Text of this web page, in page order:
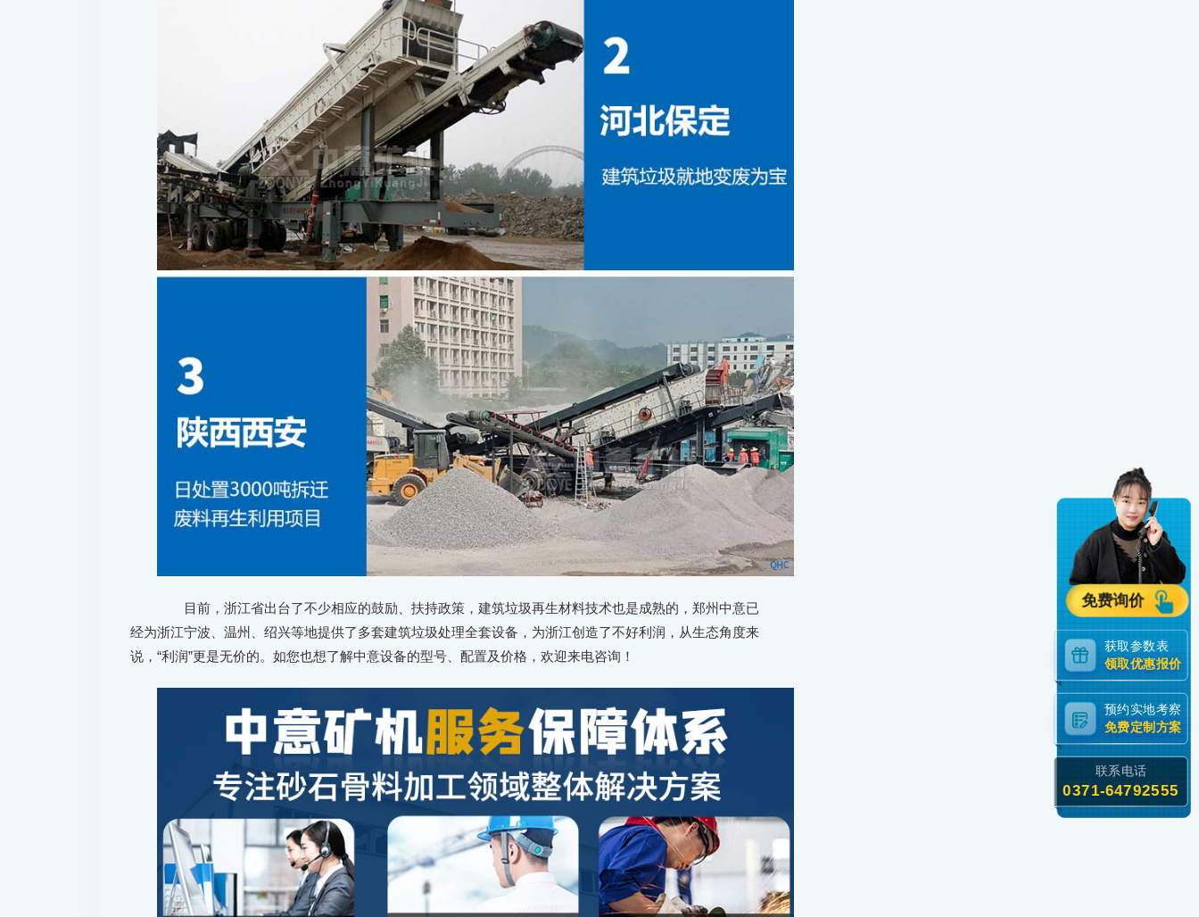
目前，浙江省出台了不少相应的鼓励、扶持政策，建筑垃圾再生材料技术也是成熟的，郑州中意已
经为浙江宁波、温州、绍兴等地提供了多套建筑垃圾处理全套设备，为浙江创造了不好利润，从生态角度来
说，“利润”更是无价的。如您也想了解中意设备的型号、配置及价格，欢迎来电咨询！
免费询价
获取参数表
领取优惠报价
预约实地考察
免费定制方案
联系电话
0371-64792555